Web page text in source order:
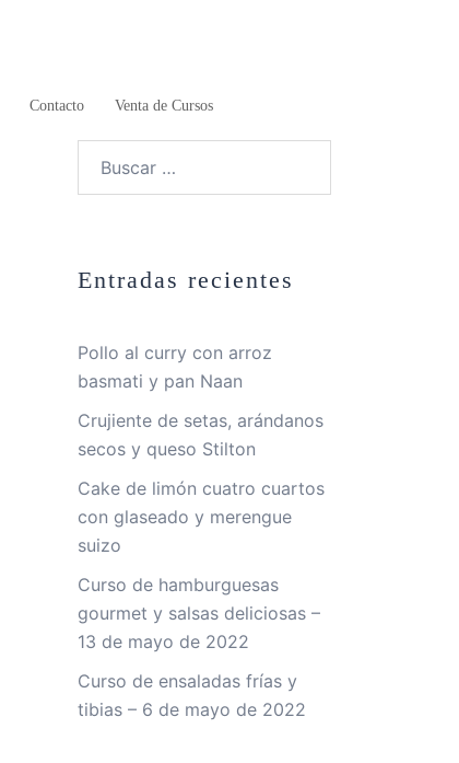
Contacto Venta de Cursos
Entradas recientes
Pollo al curry con arroz
basmati y pan Naan
Crujiente de setas, arándanos
secos y queso Stilton
Cake de limón cuatro cuartos
con glaseado y merengue
suizo
Curso de hamburguesas
gourmet y salsas deliciosas –
13 de mayo de 2022
Curso de ensaladas frías y
tibias – 6 de mayo de 2022